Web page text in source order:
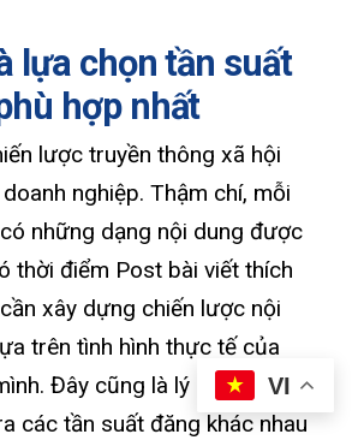
lựa chọn tần suất
hợp nhất
lược truyền thông xã hội
nghiệp. Thậm chí, mỗi
những dạng nội dung được
thời điểm Post bài viết thích
xây dựng chiến lược nội
trên tình hình thực tế của
Đây cũng là lý do tại sao
các tần suất đăng khác nhau
VI